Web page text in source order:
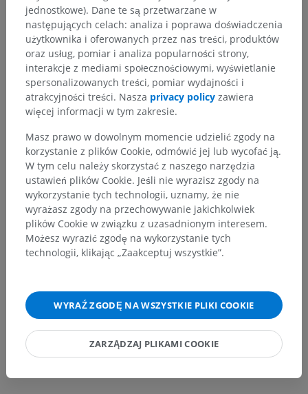
jednostkowe). Dane te są przetwarzane w
następujących celach: analiza i poprawa doświadczenia
użytkownika i oferowanych przez nas treści, produktów
oraz usług, pomiar i analiza popularności strony,
interakcje z mediami społecznościowymi, wyświetlanie
spersonalizowanych treści, pomiar wydajności i
atrakcyjności treści. Nasza privacy policy zawiera
więcej informacji w tym zakresie.
Masz prawo w dowolnym momencie udzielić zgody na
korzystanie z plików Cookie, odmówić jej lub wycofać ją.
W tym celu należy skorzystać z naszego narzędzia
ustawień plików Cookie. Jeśli nie wyrazisz zgody na
wykorzystanie tych technologii, uznamy, że nie
wyrażasz zgody na przechowywanie jakichkolwiek
plików Cookie w związku z uzasadnionym interesem.
Możesz wyrazić zgodę na wykorzystanie tych
technologii, klikając „Zaakceptuj wszystkie”.
WYRAŹ ZGODĘ NA WSZYSTKIE PLIKI COOKIE
ZARZĄDZAJ PLIKAMI COOKIE